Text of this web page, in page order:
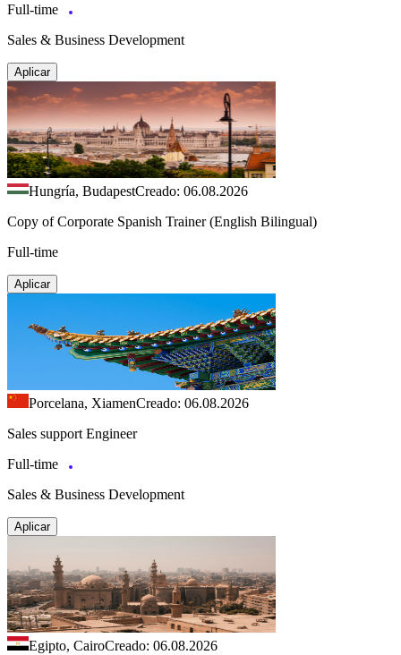
Full-time
Sales & Business Development
Aplicar
Hungría, BudapestCreado: 06.08.2026
Copy of Corporate Spanish Trainer (English Bilingual)
Full-time
Aplicar
Porcelana, XiamenCreado: 06.08.2026
Sales support Engineer
Full-time
Sales & Business Development
Aplicar
Egipto, CairoCreado: 06.08.2026